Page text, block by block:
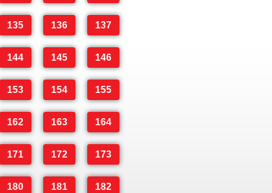
135 136 137
144 145 146
153 154 155
162 163 164
171 172 173
180 181 182